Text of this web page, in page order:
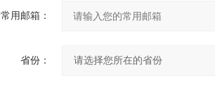
常用邮箱：
省份：